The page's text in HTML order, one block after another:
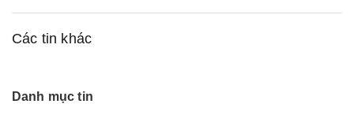
Các tin khác
Danh mục tin